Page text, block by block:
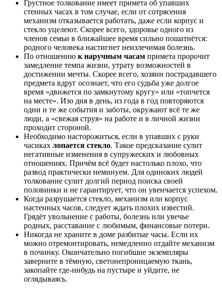
Грустное толкование имеет примета об упавших
стенных часах в том случае, если от сотрясения
механизм отказывается работать, даже если корпус и
стекло уцелеют. Скорее всего, здоровье одного из
членов семьи в ближайшее время сильно пошатнётся:
родного человека настигнет неизлечимая болезнь.
По отношению к наручным часам примета пророчит
замедление темпа жизни, утрату возможностей в
достижении мечты. Скорее всего, хозяин пострадавшего
предмета вдруг осознает, что его судьба уже долгое
время «движется по замкнутому кругу» или «топчется
на месте». Изо дня в день, из года в год повторяются
одни и те же события и заботы, окружают всё те же
люди, а «свежая струя» на работе и в личной жизни
проходит стороной.
Необходимо насторожиться, если в упавших с руки
часиках лопается стекло. Такое предсказание сулит
негативные изменения в супружеских и любовных
отношениях. Причём всё будет настолько плохо, что
развод практически неминуем. Для одиноких людей
толкование сулит долгий период поиска своей
половинки и не гарантирует, что он увенчается успехом.
Когда разрушается стекло, механизм или корпус
настенных часов, следует ждать плохих известий.
Грядёт увольнение с работы, болезнь или увечье
родных, расставание с любимым, финансовые потери.
Никогда не храните в доме разбитые часы. Если их
можно отремонтировать, немедленно отдайте механизм
в починку. Окончательно погибшие экземпляры
заверните в тёмную, светонепроницаемую ткань,
закопайте где-нибудь на пустыре и уйдите, не
оглядываясь.